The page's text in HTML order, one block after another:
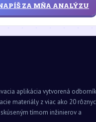
ZA MŇA ANALÝZU
aplikácia vytvorená
materiály z viac ako 20
tímom inžinierov a